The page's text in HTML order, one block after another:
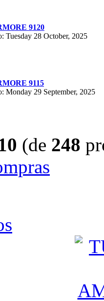
9120
Tuesday 28 October, 2025
9115
Monday 29 September, 2025
(de 248